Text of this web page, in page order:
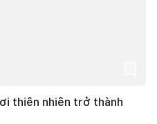
thiên nhiên trở thành